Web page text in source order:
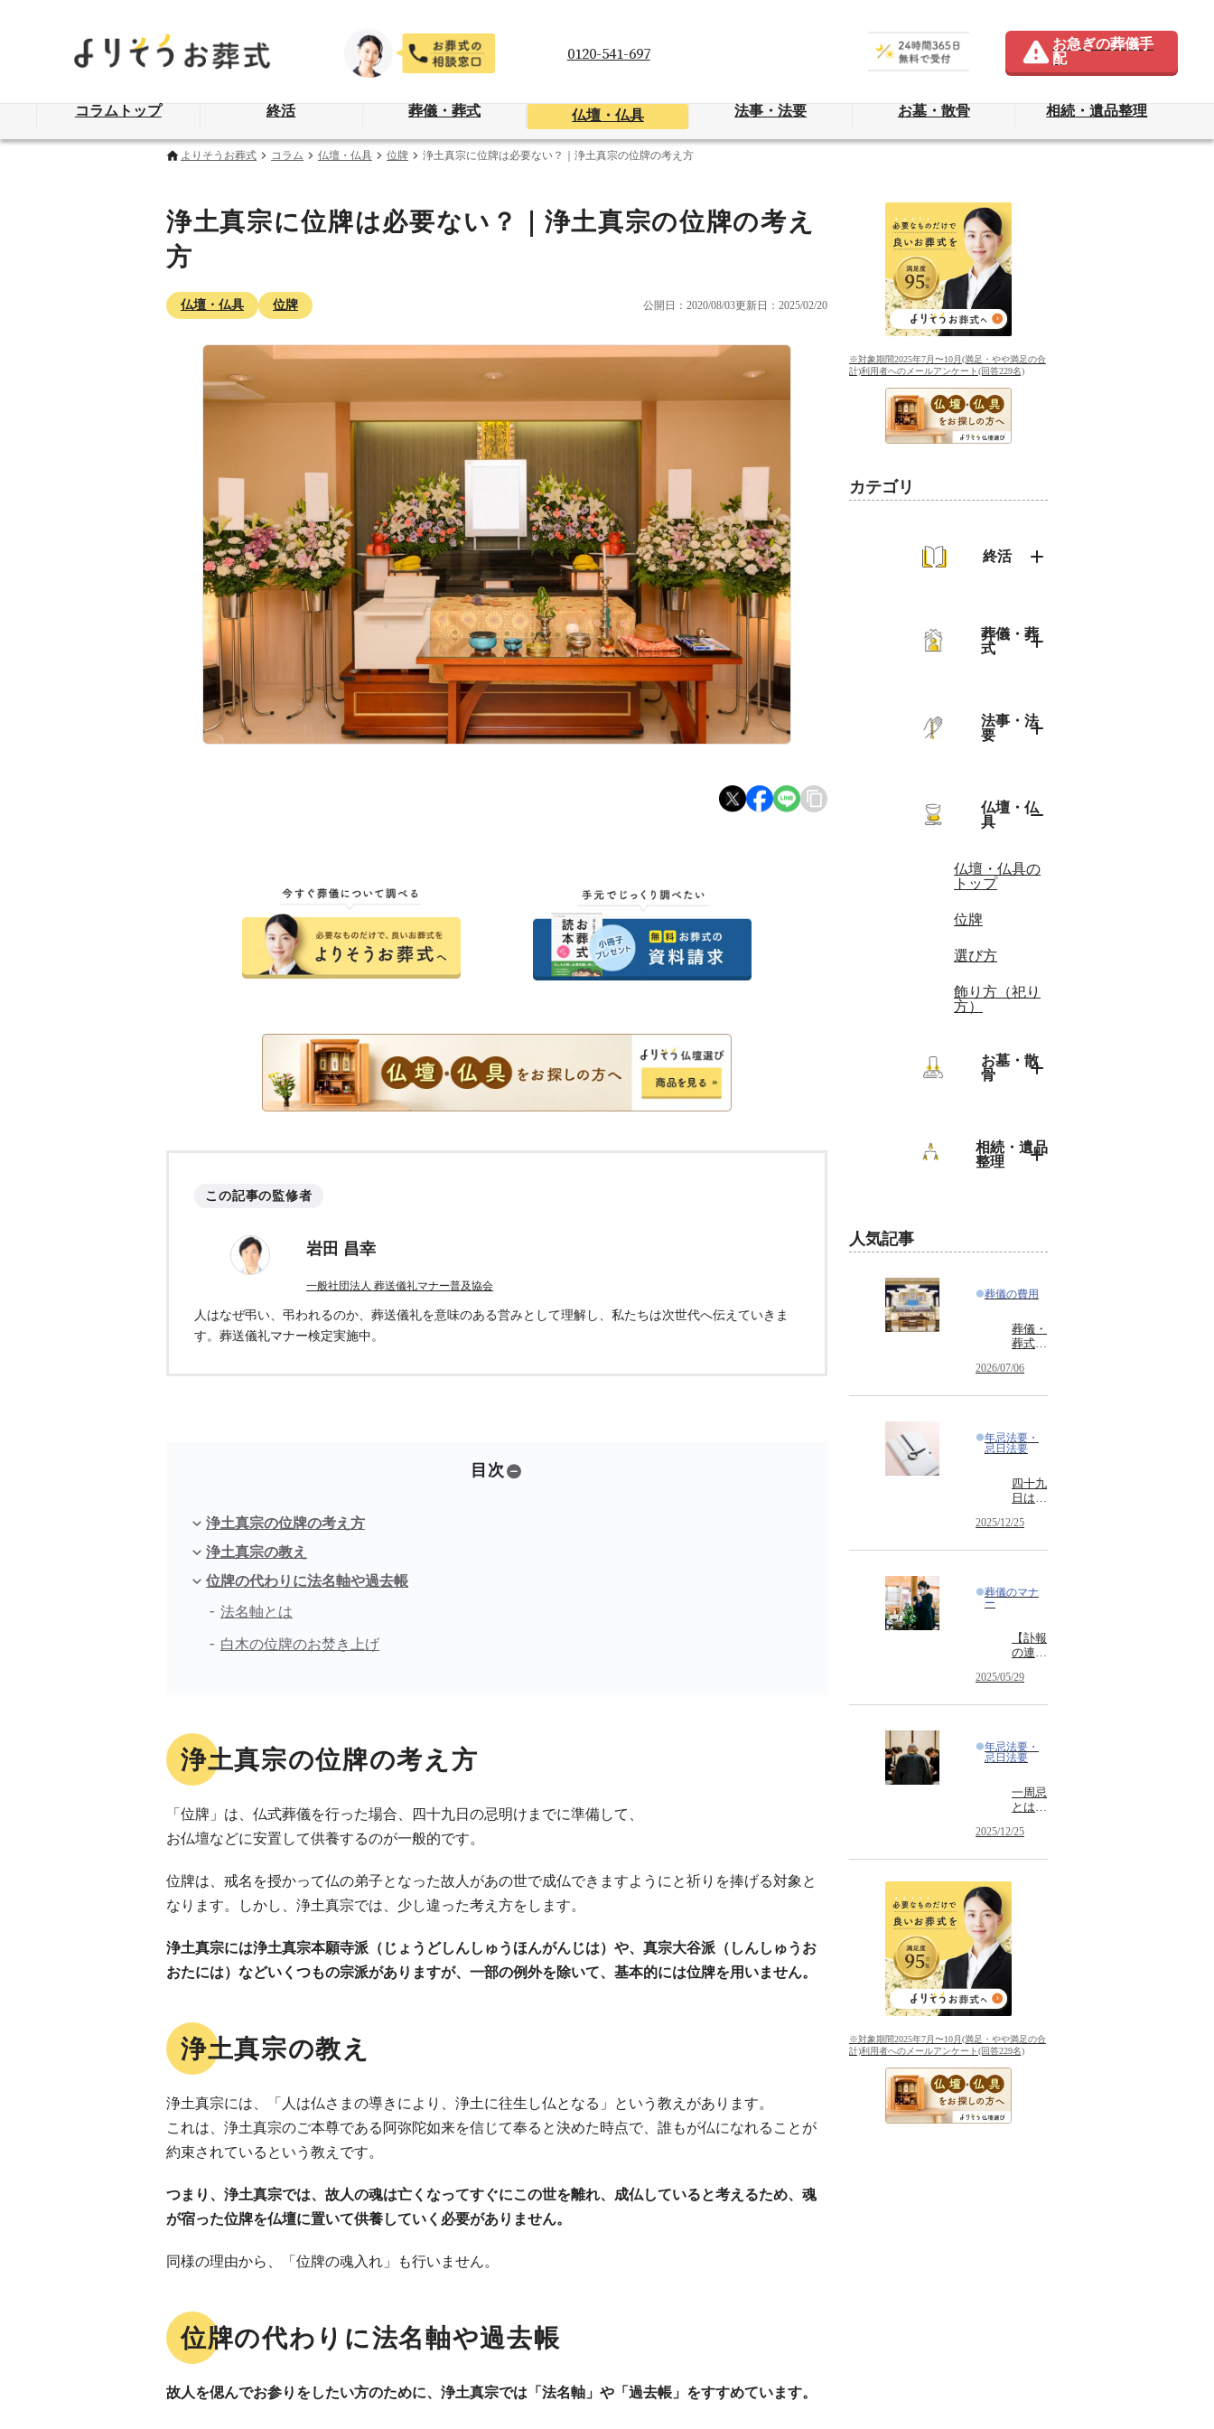
0120-541-697
お急ぎの葬儀手
配
コラムトップ 終活 葬儀・葬式 仏壇・仏具 法事・法要 お墓・散骨 相続・遺品整理
よりそうお葬式 コラム 仏壇・仏具 位牌 浄土真宗に位牌は必要ない？｜浄土真宗の位牌の考え方
浄土真宗に位牌は必要ない？｜浄土真宗の位牌の考え
方
仏壇・仏具 位牌 公開日：2020/08/03更新日：2025/02/20
この記事の監修者
岩田 昌幸
一般社団法人 葬送儀礼マナー普及協会
人はなぜ弔い、弔われるのか、葬送儀礼を意味のある営みとして理解し、私たちは次世代へ伝えていきま
す。葬送儀礼マナー検定実施中。
目次
浄土真宗の位牌の考え方
浄土真宗の教え
位牌の代わりに法名軸や過去帳
法名軸とは
白木の位牌のお焚き上げ
浄土真宗の位牌の考え方
「位牌」は、仏式葬儀を行った場合、四十九日の忌明けまでに準備して、
お仏壇などに安置して供養するのが一般的です。
位牌は、戒名を授かって仏の弟子となった故人があの世で成仏できますようにと祈りを捧げる対象と
なります。しかし、浄土真宗では、少し違った考え方をします。
浄土真宗には浄土真宗本願寺派（じょうどしんしゅうほんがんじは）や、真宗大谷派（しんしゅうお
おたには）などいくつもの宗派がありますが、一部の例外を除いて、基本的には位牌を用いません。
浄土真宗の教え
浄土真宗には、「人は仏さまの導きにより、浄土に往生し仏となる」という教えがあります。
これは、浄土真宗のご本尊である阿弥陀如来を信じて奉ると決めた時点で、誰もが仏になれることが
約束されているという教えです。
つまり、浄土真宗では、故人の魂は亡くなってすぐにこの世を離れ、成仏していると考えるため、魂
が宿った位牌を仏壇に置いて供養していく必要がありません。
同様の理由から、「位牌の魂入れ」も行いません。
位牌の代わりに法名軸や過去帳
故人を偲んでお参りをしたい方のために、浄土真宗では「法名軸」や「過去帳」をすすめています。
※対象期間2025年7月〜10月(満足・やや満足の合
計)利用者へのメールアンケート(回答229名)
カテゴリ
終活
葬儀・葬
式
トップ
火葬
葬儀の種類・
宗派
葬儀後の流れ
服装
葬儀の費用
法事・法
要
トップ
法事・法要の
彼岸
お盆（初盆・
年忌法要・忌
仏壇・仏
具
仏壇・仏具の
トップ
位牌
選び方
飾り方（祀り
方）
お墓・散
骨
トップ
墓じまい・引
種類・選び方
相続・遺品
整理
人気記事
葬儀の費用
葬儀・
葬式の
をわか
列者、
喪主・
えたい
服装、
言葉遣
い、当
2026/07/06
年忌法要・
忌日法要
四十九
日はお
必要？
詳しく
解説
2025/12/25
葬儀のマナ
ー
【訃報
の連絡
る文例
せの意
味と書
2025/05/29
年忌法要・
忌日法要
一周忌
とは？
との違
2025/12/25
※対象期間2025年7月〜10月(満足・やや満足の合
計)利用者へのメールアンケート(回答229名)